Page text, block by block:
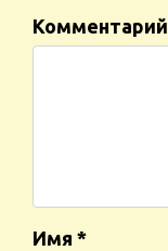
Комментарий
Имя *